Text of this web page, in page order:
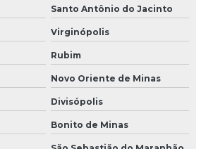
Santo Antônio do Jacinto
Virginópolis
Rubim
Novo Oriente de Minas
Divisópolis
Bonito de Minas